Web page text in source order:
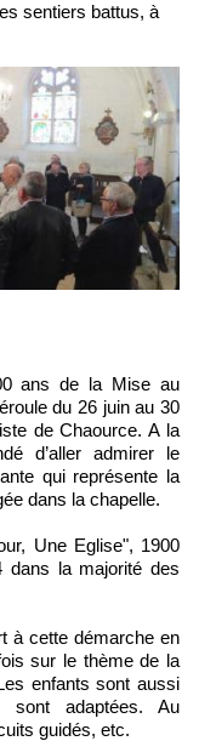
sentiers battus, à
ans de la Mise au
du 26 juin au 30
de Chaource. A la
d’aller admirer le
qui représente la
dans la chapelle.
Une Eglise", 1900
dans la majorité des
à cette démarche en
sur le thème de la
enfants sont aussi
sont adaptées. Au
guidés, etc.